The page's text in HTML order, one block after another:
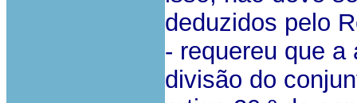
deduzidos pelo
- requereu que
divisão do